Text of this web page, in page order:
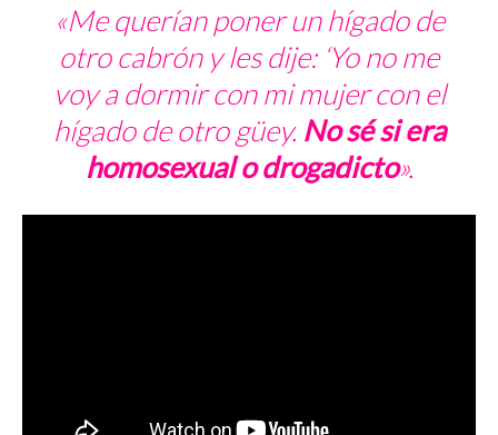
«Me querían poner un hígado de
otro cabrón y les dije: ‘Yo no me
voy a dormir con mi mujer con el
hígado de otro güey. No sé si era
homosexual o drogadicto».